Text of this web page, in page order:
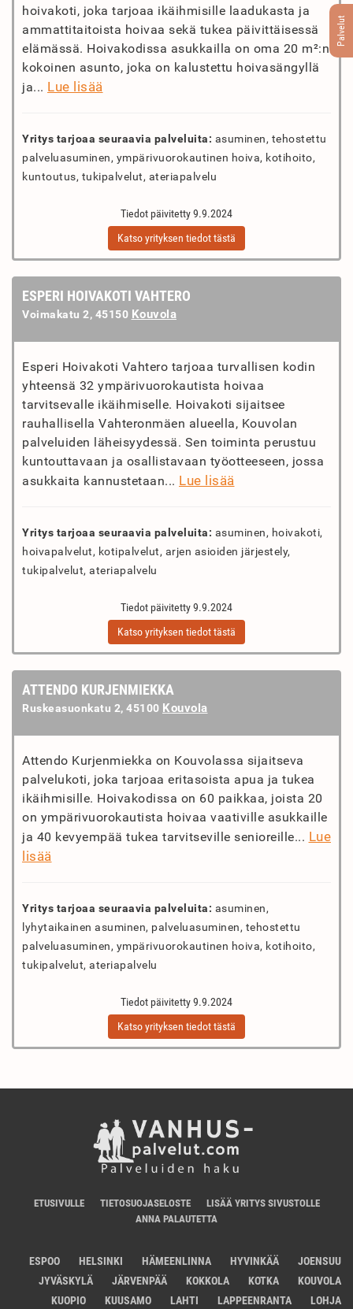
Palvelut
hoivakoti, joka tarjoaa ikäihmisille laadukasta ja
ammattitaitoista hoivaa sekä tukea päivittäisessä
elämässä. Hoivakodissa asukkailla on oma 20 m²:n
kokoinen asunto, joka on kalustettu hoivasängyllä
ja... Lue lisää
Yritys tarjoaa seuraavia palveluita: asuminen, tehostettu
palveluasuminen, ympärivuorokautinen hoiva, kotihoito,
kuntoutus, tukipalvelut, ateriapalvelu
Tiedot päivitetty 9.9.2024
Katso yrityksen tiedot tästä
ESPERI HOIVAKOTI VAHTERO
Voimakatu 2, 45150 Kouvola
Esperi Hoivakoti Vahtero tarjoaa turvallisen kodin
yhteensä 32 ympärivuorokautista hoivaa
tarvitsevalle ikäihmiselle. Hoivakoti sijaitsee
rauhallisella Vahteronmäen alueella, Kouvolan
palveluiden läheisyydessä. Sen toiminta perustuu
kuntouttavaan ja osallistavaan työotteeseen, jossa
asukkaita kannustetaan... Lue lisää
Yritys tarjoaa seuraavia palveluita: asuminen, hoivakoti,
hoivapalvelut, kotipalvelut, arjen asioiden järjestely,
tukipalvelut, ateriapalvelu
Tiedot päivitetty 9.9.2024
Katso yrityksen tiedot tästä
ATTENDO KURJENMIEKKA
Ruskeasuonkatu 2, 45100 Kouvola
Attendo Kurjenmiekka on Kouvolassa sijaitseva
palvelukoti, joka tarjoaa eritasoista apua ja tukea
ikäihmisille. Hoivakodissa on 60 paikkaa, joista 20
on ympärivuorokautista hoivaa vaativille asukkaille
ja 40 kevyempää tukea tarvitseville senioreille... Lue
lisää
Yritys tarjoaa seuraavia palveluita: asuminen,
lyhytaikainen asuminen, palveluasuminen, tehostettu
palveluasuminen, ympärivuorokautinen hoiva, kotihoito,
tukipalvelut, ateriapalvelu
Tiedot päivitetty 9.9.2024
Katso yrityksen tiedot tästä
ETUSIVULLE TIETOSUOJASELOSTE
LISÄÄ YRITYS SIVUSTOLLE
ANNA PALAUTETTA
ESPOO HELSINKI HÄMEENLINNA HYVINKÄÄ
JOENSUU
JYVÄSKYLÄ
JÄRVENPÄÄ KOKKOLA KOTKA
KOUVOLA
KUOPIO
KUUSAMO LAHTI LAPPEENRANTA LOHJA